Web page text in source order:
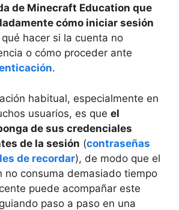
de Minecraft Education que
cómo iniciar sesión
hacer si la cuenta no
o cómo proceder ante
.
habitual, especialmente en
usuarios, es que el
de sus credenciales
de la sesión (contraseñas
de recordar), de modo que el
no consuma demasiado tiempo
puede acompañar este
paso a paso en una